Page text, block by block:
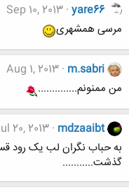
yare66
Sep 10, 2013
مرسی همشهری
m.sabri
Aug 1, 2013
من ممنونم..............
mdzaaibt
20, 2013
به حباب نگران لب یک رود
گذشت...........